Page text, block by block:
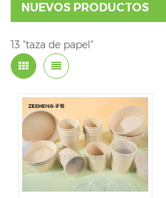
NUEVOS PRODUCTOS
13 "taza de papel"